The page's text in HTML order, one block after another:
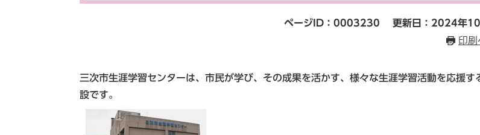
ページID：0003230
更新日：2024年
印
三次市生涯学習センターは、市民が学び、その成果を活かす、様々な生涯学習活動を応援す
設です。